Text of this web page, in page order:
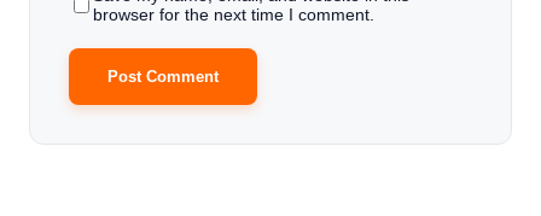
browser for the next time I comment.